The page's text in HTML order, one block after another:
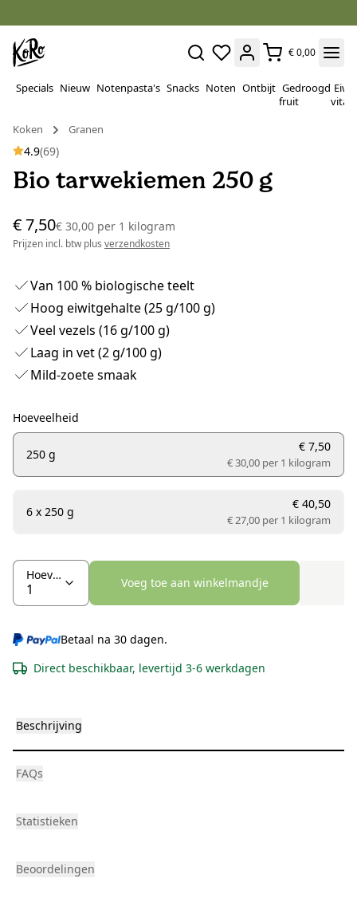
€ 0,00
Specials Nieuw Notenpasta's Snacks Noten Ontbijt Gedroogd
fruit
Koken
Granen
4.9(69)
Bio tarwekiemen 250 g
€ 7,50€ 30,00 per 1 kilogram
Prijzen incl. btw plus verzendkosten
Van 100 % biologische teelt
Hoog eiwitgehalte (25 g/100 g)
Veel vezels (16 g/100 g)
Laag in vet (2 g/100 g)
Mild-zoete smaak
Hoeveelheid
250 g
€ 7,50
€ 30,00 per 1 kilogram
6 x 250 g
€ 40,50
€ 27,00 per 1 kilogram
Hoeveelheid
Voeg toe aan winkelmandje
Betaal na 30 dagen.
Direct beschikbaar, levertijd 3-6 werkdagen
Beschrijving
FAQs
Statistieken
Beoordelingen